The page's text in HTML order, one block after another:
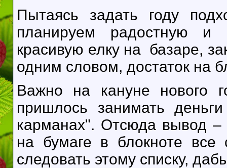
Пытаясь задать году
планируем радостную и
красивую елку на базаре,
одним словом, достаток на
Важно на кануне нового
пришлось занимать
карманах". Отсюда вывод
на бумаге в блокноте все
следовать этому списку,